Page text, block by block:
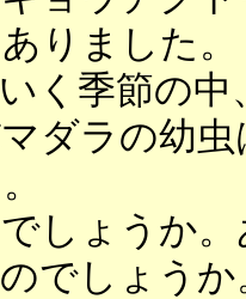
りました。
く季節の中
ダラの幼
しょうか
でしょうか